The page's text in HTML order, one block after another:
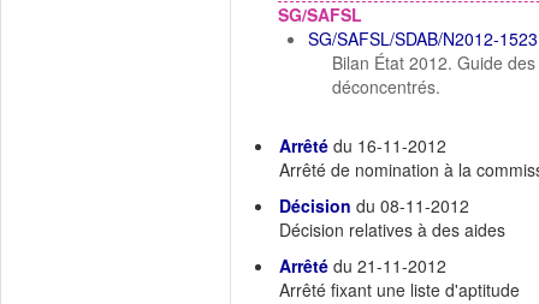
SG/SAFSL
SG/SAFSL/SDAB/N2012-1523
Bilan État 2012. Guide
déconcentrés.
Arrêté du 16-11-2012
Arrêté de nomination à la
Décision du 08-11-2012
Décision relatives à des aides
Arrêté du 21-11-2012
Arrêté fixant une liste d'aptitude